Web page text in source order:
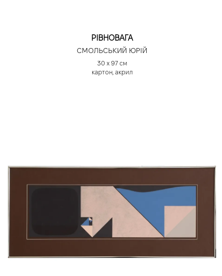
РІВНОВАГА
СМОЛЬСЬКИЙ ЮРІЙ
30 х 97 см
картон, акрил